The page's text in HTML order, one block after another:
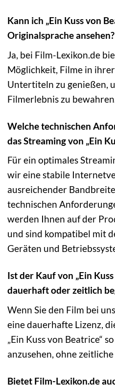
Kann ich „Ein Kuss von
Originalsprache ansehen?
Ja, bei Film-Lexikon.de
Möglichkeit, Filme in
Untertiteln zu genießen,
Filmerlebnis zu
Welche technischen
das Streaming von „Ein
Für ein optimales
wir eine stabile
ausreichender
technischen
werden Ihnen auf der
und sind kompatibel mit
Geräten und
Ist der Kauf von „Ein
dauerhaft oder zeitlich
Wenn Sie den Film bei
eine dauerhafte Lizenz,
„Ein Kuss von Beatrice“
anzusehen, ohne
Bietet Film-Lexikon.de